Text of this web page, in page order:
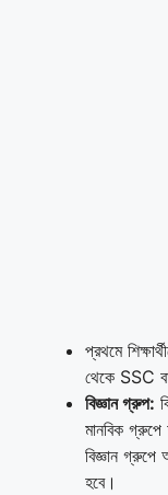
প্রথমে
থেকে SSC
বিজ্ঞান গ্রুপ:
মানবিক গ্রুপে
বিজ্ঞান
হবে।